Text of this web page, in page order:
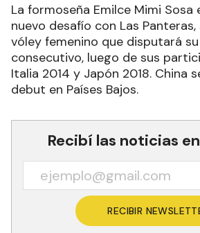
La formoseña Emilce Mimi Sosa
nuevo desafío con Las
vóley femenino que disputará
consecutivo, luego de sus
Italia 2014 y Japón 2018. China
debut en Países Bajos.
Recibí las noticias
RECIBIR